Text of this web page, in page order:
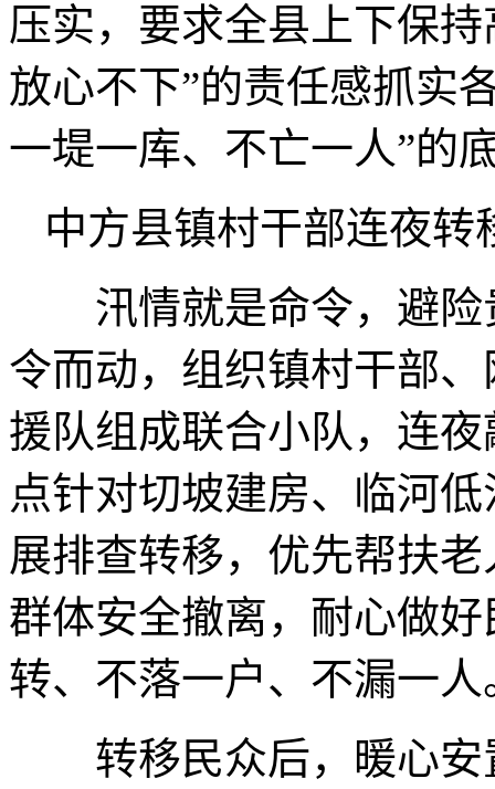
压实，要求全县上下保
放心不下”的责任感抓实
一堤一库、不亡一人”的
中方县镇村干部连夜
汛情就是命令，避险
令而动，组织镇村干部
援队组成联合小队，连
点针对切坡建房、临河
展排查转移，优先帮扶
群体安全撤离，耐心做
转、不落一户、不漏一人
转移民众后，暖心安